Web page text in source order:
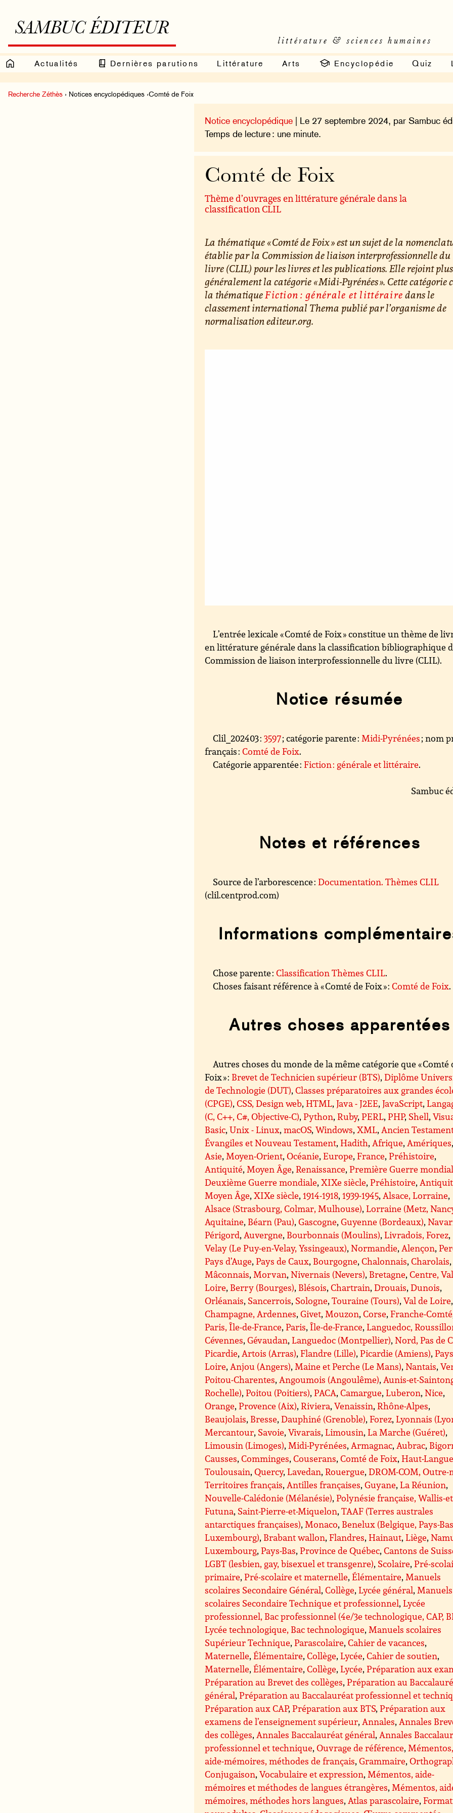
SAMBUC ÉDITEUR
littérature & sciences humaines
Actualités Dernières parutions Littérature Arts Encyclopédie Quiz
Recherche Zéthès › Notices encyclopédiques ›Comté de Foix
Notice encyclopédique | Le 27 septembre 2024, par Sambuc
Temps de lecture : une minute.
Comté de Foix
Thème d’ouvrages en littérature générale dans la
classification CLIL
La thématique « Comté de Foix » est un sujet de la
établie par la Commission de liaison interprofessionnelle du
livre (CLIL) pour les livres et les publications. Elle rejoint plus
généralement la catégorie « Midi-Pyrénées ». Cette catégorie
la thématiqueFiction : générale et littérairedans le
classement international Thema publié par l’organisme de
normalisation editeur.org.
L’entrée lexicale « Comté de Foix » constitue un thème de
en littérature générale dans la classification bibliographique
Commission de liaison interprofessionnelle du livre (CLIL).
Notice résumée
Clil_202403 :3597; catégorie parente : Midi-Pyrénées; nom
français :Comté de Foix.
Catégorie apparentée :Fiction : générale et littéraire.
Sambuc
Notes et références
Source de l’arborescence :Documentation. Thèmes CLIL
(clil.centprod.com)
Informations
Chose parente :Classification Thèmes CLIL.
Choses faisant référence à « Comté de Foix » :Comté de Foix.
Autres choses apparentées
Autres choses du monde de la même catégorie que « Comté
Foix » : Brevet de Technicien supérieur (BTS),Diplôme
de Technologie (DUT),Classes préparatoires aux grandes
(CPGE),CSS, Design web,HTML,Java - J2EE,JavaScript,
(C, C++, C#, Objective-C),Python,Ruby,PERL,PHP, Shell,
Basic,Unix - Linux,macOS,Windows,XML, Ancien
Évangiles et Nouveau Testament,Hadith, Afrique, Amériques,
Asie, Moyen-Orient,Océanie,Europe,France,Préhistoire,
Antiquité, Moyen Âge,Renaissance,Première Guerre
Deuxième Guerre mondiale,XIXe siècle,Préhistoire,
Moyen Âge,XIXe siècle,1914-1918,1939-1945, Alsace, Lorraine,
Alsace (Strasbourg, Colmar, Mulhouse),Lorraine (Metz,
Aquitaine, Béarn (Pau),Gascogne,Guyenne (Bordeaux),
Périgord, Auvergne, Bourbonnais (Moulins),Livradois, Forez,
Velay (Le Puy-en-Velay, Yssingeaux),Normandie, Alençon,
Pays d’Auge,Pays de Caux, Bourgogne,Chalonnais,Charolais,
Mâconnais, Morvan,Nivernais (Nevers), Bretagne,Centre,
Loire, Berry (Bourges), Blésois,Chartrain,Drouais,Dunois,
Orléanais, Sancerrois, Sologne,Touraine (Tours),Val de Loire,
Champagne, Ardennes,Givet, Mouzon,Corse,Franche-Comté
Paris, Île-de-France,Paris,Île-de-France,Languedoc,
Cévennes,Gévaudan,Languedoc (Montpellier),Nord, Pas de
Picardie, Artois (Arras),Flandre (Lille),Picardie (Amiens),
Loire, Anjou (Angers), Maine et Perche (Le Mans),Nantais,
Poitou-Charentes, Angoumois (Angoulême), Aunis-et-
Rochelle),Poitou (Poitiers),PACA,Camargue,Luberon,Nice,
Orange,Provence (Aix),Riviera,Venaissin,Rhône-Alpes,
Beaujolais, Bresse,Dauphiné (Grenoble),Forez,Lyonnais
Mercantour, Savoie,Vivarais,Limousin,La Marche (Guéret),
Limousin (Limoges), Midi-Pyrénées, Armagnac, Aubrac,
Causses,Comminges,Couserans,Comté de Foix,Haut-
Toulousain,Quercy,Lavedan,Rouergue,DROM-COM, Outre-
Territoires français, Antilles françaises,Guyane,La Réunion,
Nouvelle-Calédonie (Mélanésie),Polynésie française, Wallis-
Futuna, Saint-Pierre-et-Miquelon,TAAF (Terres australes
antarctiques françaises), Monaco, Benelux (Belgique, Pays-
Luxembourg), Brabant wallon,Flandres,Hainaut,Liège,
Luxembourg,Pays-Bas,Province de Québec,Cantons de
LGBT (lesbien, gay, bisexuel et transgenre), Scolaire,Pré-
primaire,Pré-scolaire et maternelle,Élémentaire, Manuels
scolaires Secondaire Général,Collège,Lycée général, Manuels
scolaires Secondaire Technique et professionnel,Lycée
professionnel, Bac professionnel (4e/3e technologique, CAP,
Lycée technologique, Bac technologique, Manuels scolaires
Supérieur Technique,Parascolaire,Cahier de vacances,
Maternelle,Élémentaire,Collège,Lycée,Cahier de soutien,
Maternelle,Élémentaire,Collège,Lycée,Préparation aux
Préparation au Brevet des collèges,Préparation au
général,Préparation au Baccalauréat professionnel et
Préparation aux CAP,Préparation aux BTS,Préparation aux
examens de l’enseignement supérieur, Annales, Annales
des collèges, Annales Baccalauréat général, Annales
professionnel et technique,Ouvrage de référence, Mémentos,
aide-mémoires, méthodes de français,Grammaire,
Conjugaison,Vocabulaire et expression, Mémentos, aide-
mémoires et méthodes de langues étrangères, Mémentos,
mémoires, méthodes hors langues, Atlas parascolaire,